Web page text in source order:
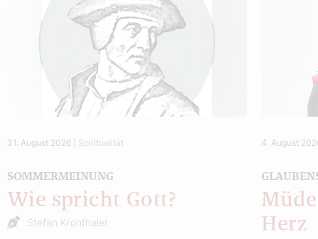
31. August 2026 Spiritualität
SOMMERMEINUNG
Wie spricht Gott?
Stefan Kronthaler
4. August
Herz